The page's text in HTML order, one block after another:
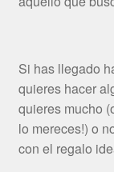
Si has llegado
quieres hacer
quieres mucho
lo mereces!) o
con el regalo